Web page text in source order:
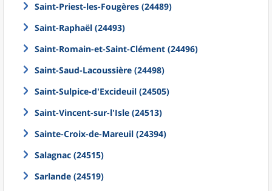
Saint-Priest-les-Fougères (24489)
Saint-Raphaël (24493)
Saint-Romain-et-Saint-Clément (24496)
Saint-Saud-Lacoussière (24498)
Saint-Sulpice-d'Excideuil (24505)
Saint-Vincent-sur-l'Isle (24513)
Sainte-Croix-de-Mareuil (24394)
Salagnac (24515)
Sarlande (24519)